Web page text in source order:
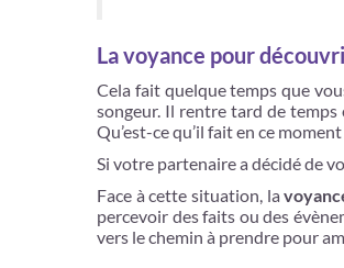
La voyance pour
Cela fait quelque temps que
songeur. Il rentre tard de temps
Qu’est-ce qu’il fait en ce
Si votre partenaire a décidé de
Face à cette situation, la
percevoir des faits ou des
vers le chemin à prendre pour